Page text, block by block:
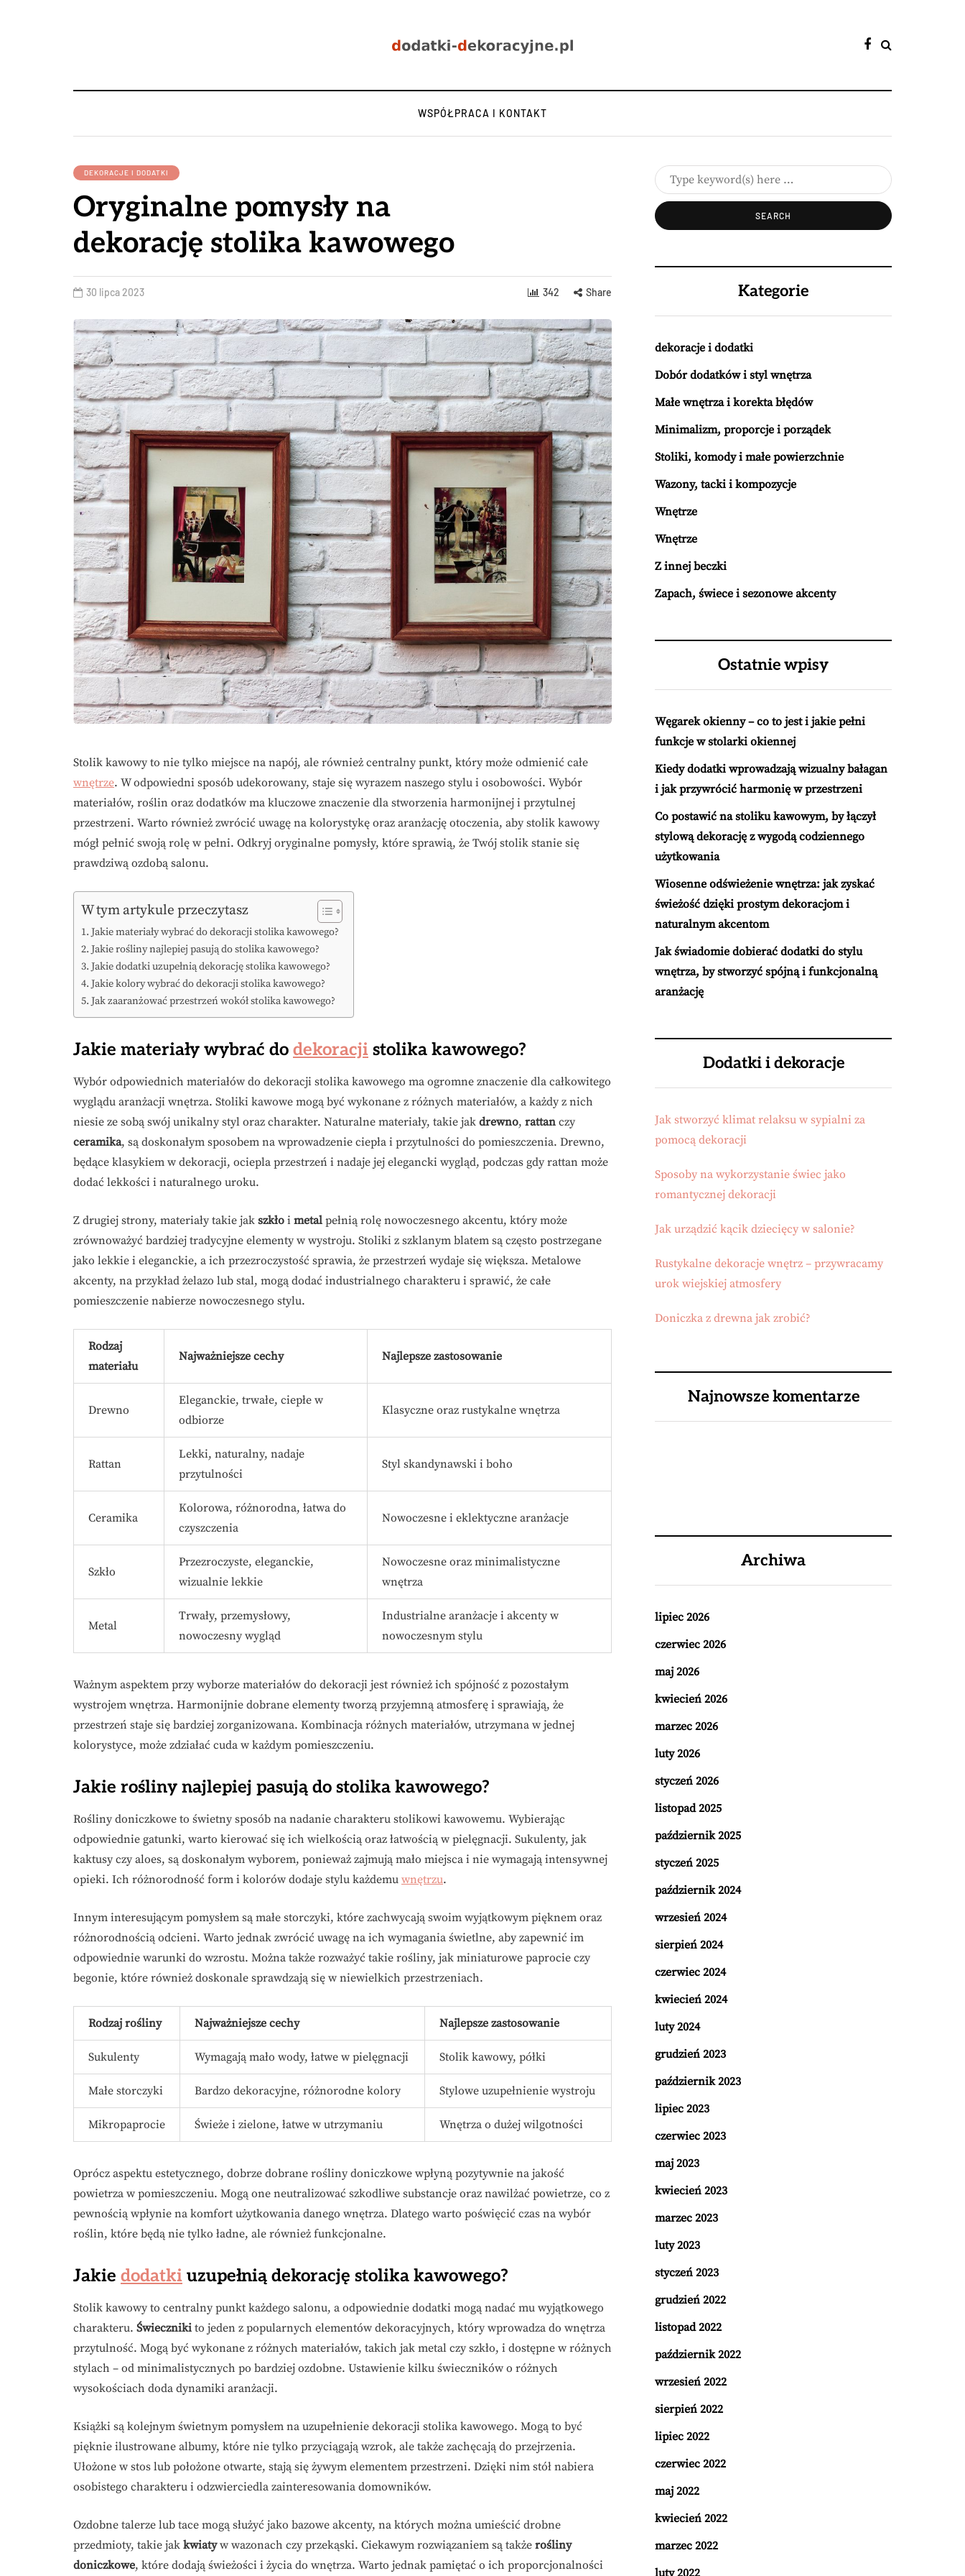
WSPÓŁPRACA I KONTAKT
DEKORACJE I DODATKI
Oryginalne pomysły na
dekorację stolika kawowego
30 lipca 2023 342 Share
Stolik kawowy to nie tylko miejsce na napój, ale również centralny punkt, który może odmienić całe
wnętrze. W odpowiedni sposób udekorowany, staje się wyrazem naszego stylu i osobowości. Wybór
materiałów, roślin oraz dodatków ma kluczowe znaczenie dla stworzenia harmonijnej i przytulnej
przestrzeni. Warto również zwrócić uwagę na kolorystykę oraz aranżację otoczenia, aby stolik kawowy
mógł pełnić swoją rolę w pełni. Odkryj oryginalne pomysły, które sprawią, że Twój stolik stanie się
prawdziwą ozdobą salonu.
W tym artykule przeczytasz
Jakie materiały wybrać do dekoracji stolika kawowego?
Jakie rośliny najlepiej pasują do stolika kawowego?
Jakie dodatki uzupełnią dekorację stolika kawowego?
Jakie kolory wybrać do dekoracji stolika kawowego?
Jak zaaranżować przestrzeń wokół stolika kawowego?
Jakie materiały wybrać do dekoracji stolika kawowego?
Wybór odpowiednich materiałów do dekoracji stolika kawowego ma ogromne znaczenie dla całkowitego
wyglądu aranżacji wnętrza. Stoliki kawowe mogą być wykonane z różnych materiałów, a każdy z nich
niesie ze sobą swój unikalny styl oraz charakter. Naturalne materiały, takie jak drewno, rattan czy
ceramika, są doskonałym sposobem na wprowadzenie ciepła i przytulności do pomieszczenia. Drewno,
będące klasykiem w dekoracji, ociepla przestrzeń i nadaje jej elegancki wygląd, podczas gdy rattan może
dodać lekkości i naturalnego uroku.
Z drugiej strony, materiały takie jak szkło i metal pełnią rolę nowoczesnego akcentu, który może
zrównoważyć bardziej tradycyjne elementy w wystroju. Stoliki z szklanym blatem są często postrzegane
jako lekkie i eleganckie, a ich przezroczystość sprawia, że przestrzeń wydaje się większa. Metalowe
akcenty, na przykład żelazo lub stal, mogą dodać industrialnego charakteru i sprawić, że całe
pomieszczenie nabierze nowoczesnego stylu.
Rodzaj
materiału
Najważniejsze cechy Najlepsze zastosowanie
Drewno
Eleganckie, trwałe, ciepłe w
odbiorze
Klasyczne oraz rustykalne wnętrza
Rattan
Lekki, naturalny, nadaje
przytulności
Styl skandynawski i boho
Ceramika
Kolorowa, różnorodna, łatwa do
czyszczenia
Nowoczesne i eklektyczne aranżacje
Szkło
Przezroczyste, eleganckie,
wizualnie lekkie
Nowoczesne oraz minimalistyczne
wnętrza
Metal
Trwały, przemysłowy,
nowoczesny wygląd
Industrialne aranżacje i akcenty w
nowoczesnym stylu
Ważnym aspektem przy wyborze materiałów do dekoracji jest również ich spójność z pozostałym
wystrojem wnętrza. Harmonijnie dobrane elementy tworzą przyjemną atmosferę i sprawiają, że
przestrzeń staje się bardziej zorganizowana. Kombinacja różnych materiałów, utrzymana w jednej
kolorystyce, może zdziałać cuda w każdym pomieszczeniu.
Jakie rośliny najlepiej pasują do stolika kawowego?
Rośliny doniczkowe to świetny sposób na nadanie charakteru stolikowi kawowemu. Wybierając
odpowiednie gatunki, warto kierować się ich wielkością oraz łatwością w pielęgnacji. Sukulenty, jak
kaktusy czy aloes, są doskonałym wyborem, ponieważ zajmują mało miejsca i nie wymagają intensywnej
opieki. Ich różnorodność form i kolorów dodaje stylu każdemu wnętrzu.
Innym interesującym pomysłem są małe storczyki, które zachwycają swoim wyjątkowym pięknem oraz
różnorodnością odcieni. Warto jednak zwrócić uwagę na ich wymagania świetlne, aby zapewnić im
odpowiednie warunki do wzrostu. Można także rozważyć takie rośliny, jak miniaturowe paprocie czy
begonie, które również doskonale sprawdzają się w niewielkich przestrzeniach.
Rodzaj rośliny Najważniejsze cechy Najlepsze zastosowanie
Sukulenty Wymagają mało wody, łatwe w pielęgnacji Stolik kawowy, półki
Małe storczyki Bardzo dekoracyjne, różnorodne kolory Stylowe uzupełnienie wystroju
Mikropaprocie Świeże i zielone, łatwe w utrzymaniu Wnętrza o dużej wilgotności
Oprócz aspektu estetycznego, dobrze dobrane rośliny doniczkowe wpłyną pozytywnie na jakość
powietrza w pomieszczeniu. Mogą one neutralizować szkodliwe substancje oraz nawilżać powietrze, co z
pewnością wpłynie na komfort użytkowania danego wnętrza. Dlatego warto poświęcić czas na wybór
roślin, które będą nie tylko ładne, ale również funkcjonalne.
Jakie dodatki uzupełnią dekorację stolika kawowego?
Stolik kawowy to centralny punkt każdego salonu, a odpowiednie dodatki mogą nadać mu wyjątkowego
charakteru. Świeczniki to jeden z popularnych elementów dekoracyjnych, który wprowadza do wnętrza
przytulność. Mogą być wykonane z różnych materiałów, takich jak metal czy szkło, i dostępne w różnych
stylach – od minimalistycznych po bardziej ozdobne. Ustawienie kilku świeczników o różnych
wysokościach doda dynamiki aranżacji.
Książki są kolejnym świetnym pomysłem na uzupełnienie dekoracji stolika kawowego. Mogą to być
pięknie ilustrowane albumy, które nie tylko przyciągają wzrok, ale także zachęcają do przejrzenia.
Ułożone w stos lub położone otwarte, stają się żywym elementem przestrzeni. Dzięki nim stół nabiera
osobistego charakteru i odzwierciedla zainteresowania domowników.
Ozdobne talerze lub tace mogą służyć jako bazowe akcenty, na których można umieścić drobne
przedmioty, takie jak kwiatyw wazonach czy przekąski. Ciekawym rozwiązaniem są także rośliny
doniczkowe, które dodają świeżości i życia do wnętrza. Warto jednak pamiętać o ich proporcjonalności
Kategorie
dekoracje i dodatki
Dobór dodatków i styl wnętrza
Małe wnętrza i korekta błędów
Minimalizm, proporcje i porządek
Stoliki, komody i małe powierzchnie
Wazony, tacki i kompozycje
Wnętrze
Wnętrze
Z innej beczki
Zapach, świece i sezonowe akcenty
Ostatnie wpisy
Węgarek okienny – co to jest i jakie pełni
funkcje w stolarki okiennej
Kiedy dodatki wprowadzają wizualny bałagan
i jak przywrócić harmonię w przestrzeni
Co postawić na stoliku kawowym, by łączył
stylową dekorację z wygodą codziennego
użytkowania
Wiosenne odświeżenie wnętrza: jak zyskać
świeżość dzięki prostym dekoracjom i
naturalnym akcentom
Jak świadomie dobierać dodatki do stylu
wnętrza, by stworzyć spójną i funkcjonalną
aranżację
Dodatki i dekoracje
Jak stworzyć klimat relaksu w sypialni za
pomocą dekoracji
Sposoby na wykorzystanie świec jako
romantycznej dekoracji
Jak urządzić kącik dziecięcy w salonie?
Rustykalne dekoracje wnętrz – przywracamy
urok wiejskiej atmosfery
Doniczka z drewna jak zrobić?
Najnowsze komentarze
Archiwa
lipiec 2026
czerwiec 2026
maj 2026
kwiecień 2026
marzec 2026
luty 2026
styczeń 2026
listopad 2025
październik 2025
styczeń 2025
październik 2024
wrzesień 2024
sierpień 2024
czerwiec 2024
kwiecień 2024
luty 2024
grudzień 2023
październik 2023
lipiec 2023
czerwiec 2023
maj 2023
kwiecień 2023
marzec 2023
luty 2023
styczeń 2023
grudzień 2022
listopad 2022
październik 2022
wrzesień 2022
sierpień 2022
lipiec 2022
czerwiec 2022
maj 2022
kwiecień 2022
marzec 2022
luty 2022